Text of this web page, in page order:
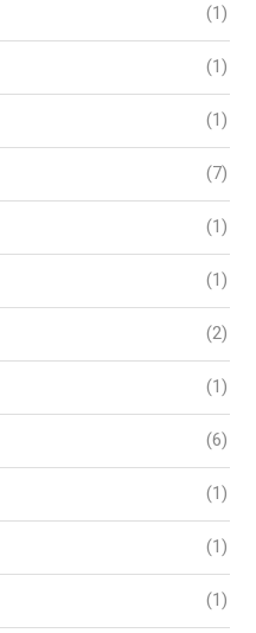
(1)
(1)
(1)
(7)
(1)
(1)
(2)
(1)
(6)
(1)
(1)
(1)